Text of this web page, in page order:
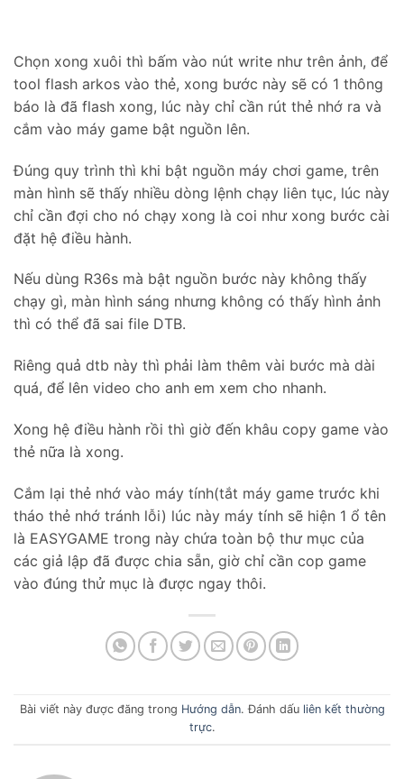
Chọn xong xuôi thì bấm vào nút write như trên ảnh, để
tool flash arkos vào thẻ, xong bước này sẽ có 1 thông
báo là đã flash xong, lúc này chỉ cần rút thẻ nhớ ra và
cắm vào máy game bật nguồn lên.
Đúng quy trình thì khi bật nguồn máy chơi game, trên
màn hình sẽ thấy nhiều dòng lệnh chạy liên tục, lúc này
chỉ cần đợi cho nó chạy xong là coi như xong bước cài
đặt hệ điều hành.
Nếu dùng R36s mà bật nguồn bước này không thấy
chạy gì, màn hình sáng nhưng không có thấy hình ảnh
thì có thể đã sai file DTB.
Riêng quả dtb này thì phải làm thêm vài bước mà dài
quá, để lên video cho anh em xem cho nhanh.
Xong hệ điều hành rồi thì giờ đến khâu copy game vào
thẻ nữa là xong.
Cắm lại thẻ nhớ vào máy tính(tắt máy game trước khi
tháo thẻ nhớ tránh lỗi) lúc này máy tính sẽ hiện 1 ổ tên
là EASYGAME trong này chứa toàn bộ thư mục của
các giả lập đã được chia sẵn, giờ chỉ cần cop game
vào đúng thử mục là được ngay thôi.
Bài viết này được đăng trong Hướng dẫn. Đánh dấu liên kết thường
trực.